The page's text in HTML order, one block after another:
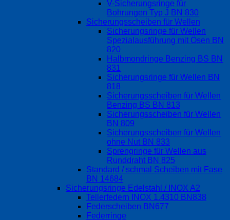
V-Sicherungsringe für
Bohrungen Typ J BN 830
Sicherungsscheiben für Wellen
Sicherungsringe für Wellen
Spezialausführung mit Ösen BN
820
Halbmondringe Benzing BS BN
831
Sicherungsringe für Wellen BN
818
Sicherungsscheiben für Wellen
Benzing BS BN 813
Sicherungsscheiben für Wellen
BN 809
Sicherungsscheiben für Wellen
ohne Nut BN 833
Sprengringe für Wellen aus
Runddraht BN 825
Standard / schmal Scheiben mit Fase
BN 14684
Sicherungsringe Edelstahl / INOX A2
Tellerfedern INOX 1.4310 BN838
Federscheiben BN677
Federringe